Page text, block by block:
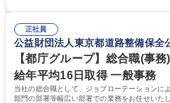
は部内のOJTを中心に、あなたの経験
でも質問・相談できる環境が整っている
集職種 【森ビルG】人事・総務◆賞与
リモート可
ます。定型業務に留まらず、社内規定
務に挑戦できるため、自身の成長と組
きます。 残業少なめ、週1日リモート可
ち長期活躍できる環境です。 「これま
キャリアを築きたい」という前向きな意
歴・資格 学歴：大学院 大学 高専 短大
簿記検定1級 日商簿記検定2級 日商簿記
正社員
公益財団法人東京都道路整備保全
【都庁グループ】総合職(事
給年平均16日取得 一般事務
当社の総合職として、ジョブローテーションに
部門の部署等幅広い部署での業務をお任せいた